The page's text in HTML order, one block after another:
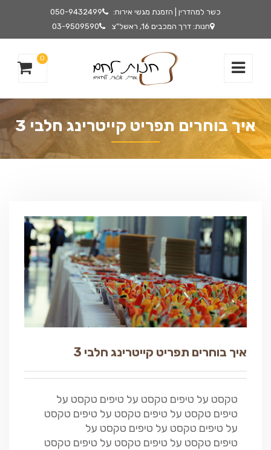
כשר למהדרין | הזמנת מגשי אירוח:
050-9432499
חנות: דרך המכבים 16, ראשל"צ
03-9509590
0
איך בוחרים תפריט קייטרינג חלבי 3
איך בוחרים תפריט קייטרינג חלבי 3
טקסט על טיפים טקסט על טיפים טקסט על
טיפים טקסט על טיפים טקסט על טיפים טקסט
על טיפים טקסט על טיפים טקסט על
טיפים טקסט על טיפים טקסט על טיפים טקסט